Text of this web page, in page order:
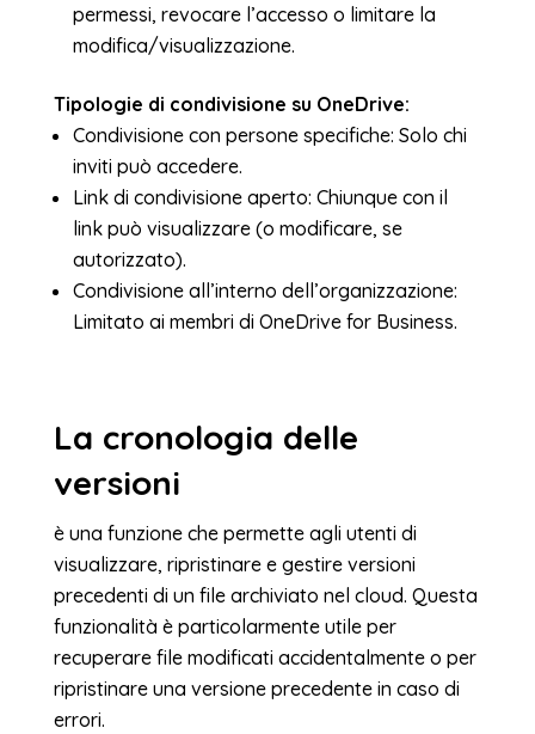
permessi, revocare l’accesso o limitare la
modifica/visualizzazione.
Tipologie di condivisione su OneDrive:
Condivisione con persone specifiche: Solo chi
inviti può accedere.
Link di condivisione aperto: Chiunque con il
link può visualizzare (o modificare, se
autorizzato).
Condivisione all’interno dell’organizzazione:
Limitato ai membri di OneDrive for Business.
La cronologia delle
versioni
è una funzione che permette agli utenti di
visualizzare, ripristinare e gestire versioni
precedenti di un file archiviato nel cloud. Questa
funzionalità è particolarmente utile per
recuperare file modificati accidentalmente o per
ripristinare una versione precedente in caso di
errori.